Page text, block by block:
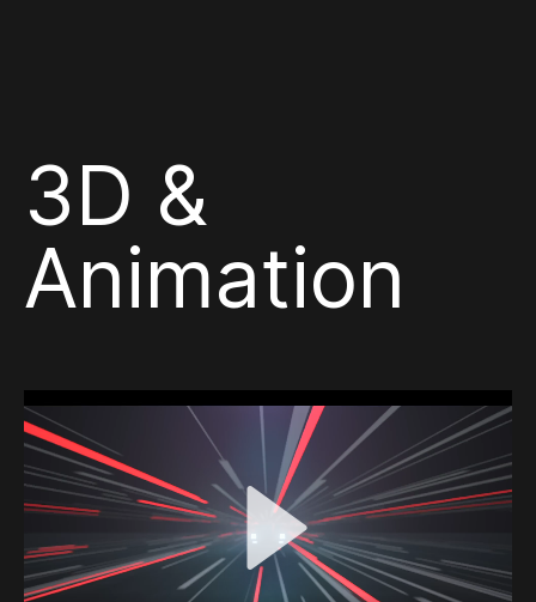
3D &
Animation